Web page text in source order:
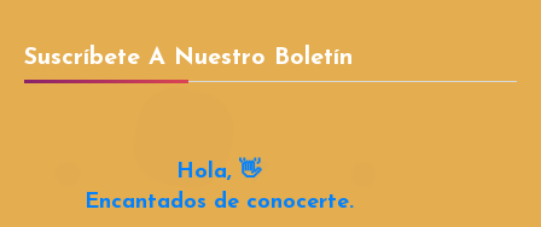
Suscríbete A Nuestro Boletín
Hola, 👋
Encantados de conocerte.